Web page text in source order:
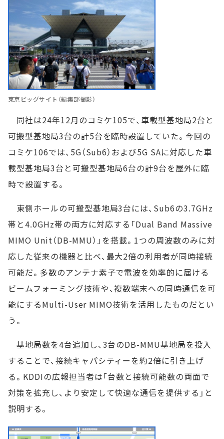
東京ビッグサイト（編集部撮影）
同社は24年12月のコミケ105で、車載型基地局2台と
可搬型基地局3台の計5台を臨時設置していた。今回の
コミケ106では、5G（Sub6）および5G SAに対応した車
載型基地局3台と可搬型基地局6台の計9台を屋外に臨
時で設置する。
東側ホールの可搬型基地局3台には、Sub6の3.7GHz
帯と4.0GHz帯の両方に対応する「Dual Band Massive
MIMO Unit（DB-MMU）」を搭載。1つの周波数のみに対
応した従来の機器と比べ、最大2倍の利用者が同時接続
可能だ。多数のアンテナ素子で電波を効率的に届ける
ビームフォーミング技術や、複数端末への同時通信を可
能にするMulti-User MIMO技術を活用したものだとい
う。
基地局数を4台追加し、3台のDB-MMU基地局を投入
することで、接続キャパシティーを約2倍に引き上げ
る。KDDIの広報担当者は「台数と接続可能数の両面で
対策を拡充し、より安定して快適な通信を提供する」と
説明する。